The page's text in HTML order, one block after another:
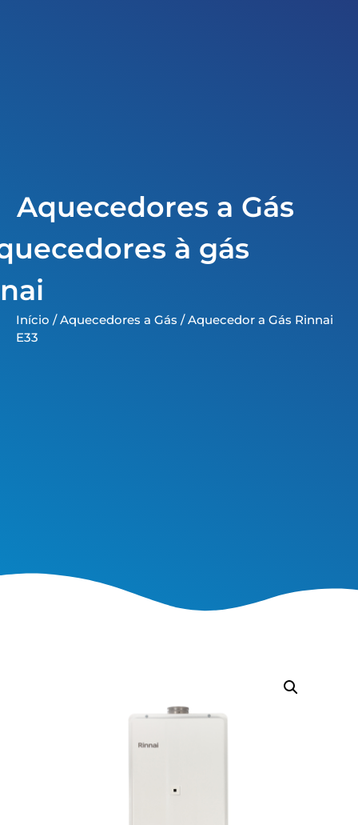
Aquecedores a Gás
à gás
Início /Aquecedores a Gás / Aquecedor a Gás Rinnai
E33